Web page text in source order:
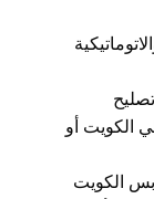
الكويت أو
الكويت